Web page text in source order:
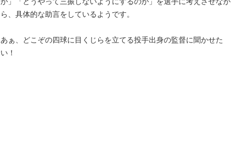
ら、具体的な助言をしているようです。
あぁ、どこぞの四球に目くじらを立てる投手出身の監督に聞かせた
い！